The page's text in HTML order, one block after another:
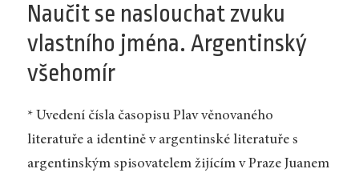
Naučit se naslouchat zvuku
vlastního jména. Argentinský
všehomír
* Uvedení čísla časopisu Plav věnovaného
literatuře a identině v argentinské literatuře s
argentinským spisovatelem žijícím v Praze Juanem